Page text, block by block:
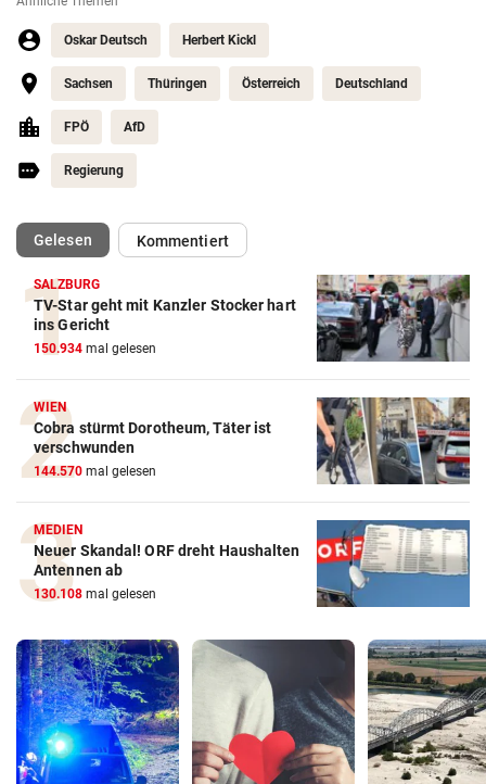
Oskar Deutsch Herbert Kickl
Sachsen Thüringen Österreich Deutschland
FPÖ AfD
Regierung
Gelesen(ausgewählt)Kommentiert
SALZBURG
TV-Star geht mit Kanzler Stocker hart
ins Gericht
150.934 mal gelesen
WIEN
Cobra stürmt Dorotheum, Täter ist
verschwunden
144.570 mal gelesen
MEDIEN
Neuer Skandal! ORF dreht Haushalten
Antennen ab
130.108 mal gelesen